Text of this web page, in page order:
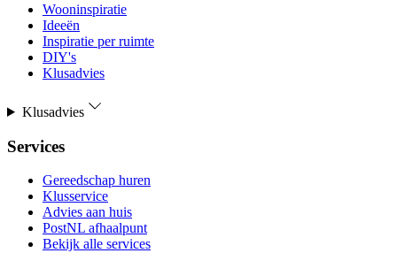
Wooninspiratie
Ideeën
Inspiratie per ruimte
DIY's
Klusadvies
Klusadvies
Services
Gereedschap huren
Klusservice
Advies aan huis
PostNL afhaalpunt
Bekijk alle services